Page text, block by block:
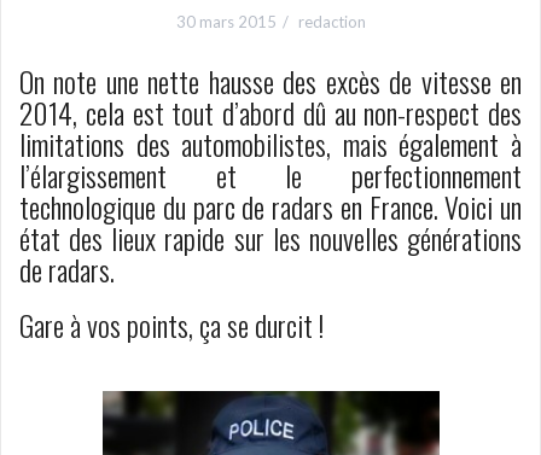
30 mars 2015 redaction
On note une nette hausse des excès de vitesse en
2014, cela est tout d’abord dû au non-respect des
limitations des automobilistes, mais également à
l’élargissement et le perfectionnement
technologique du parc de radars en France. Voici un
état des lieux rapide sur les nouvelles générations
de radars.
Gare à vos points, ça se durcit !